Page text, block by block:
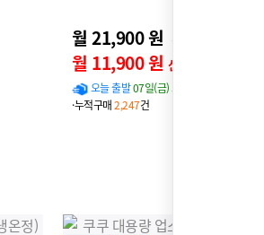
월 21,900 원 26,900원
월 11,900 원 신용카드 할인가
오늘 출발07일(금) 도착 확률
·누적구매2,247건